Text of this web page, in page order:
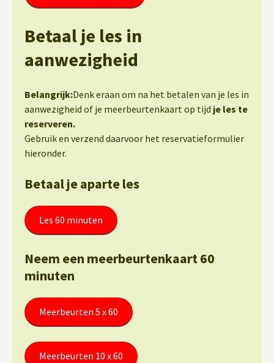
Betaal je les in
aanwezigheid
Belangrijk:Denk eraan om na het betalen van je les in
aanwezigheid of je meerbeurtenkaart op tijd je les te
reserveren.
Gebruik en verzend daarvoor het reservatieformulier
hieronder.
Betaal je aparte les
Les 60 minuten
Neem een meerbeurtenkaart 60
minuten
Meerbeurten 5 x 60
Meerbeurten 10 x 60